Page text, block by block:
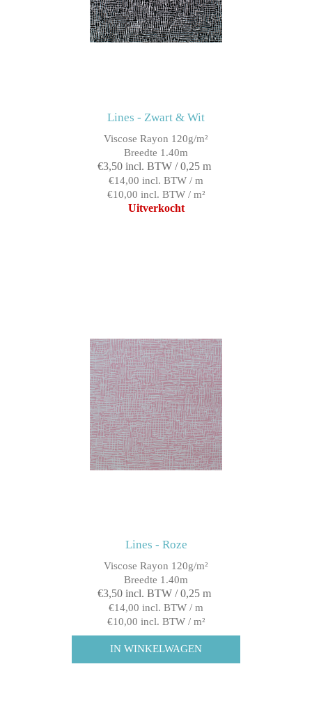
Lines - Zwart & Wit
Viscose Rayon 120g/m²
Breedte 1.40m
€3,50 incl. BTW / 0,25 m
€14,00 incl. BTW / m
€10,00 incl. BTW / m²
Uitverkocht
Lines - Roze
Viscose Rayon 120g/m²
Breedte 1.40m
€3,50 incl. BTW / 0,25 m
€14,00 incl. BTW / m
€10,00 incl. BTW / m²